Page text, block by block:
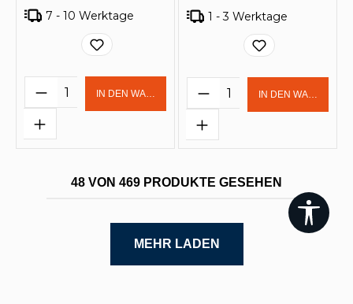
7 - 10 Werktage
Produkt Anzahl: Gib den
IN DEN WARENKORB
1 - 3 Werktage
Produkt Anzahl:
IN DEN
48 VON 469 PRODUKTE GESEHEN
MEHR LADEN